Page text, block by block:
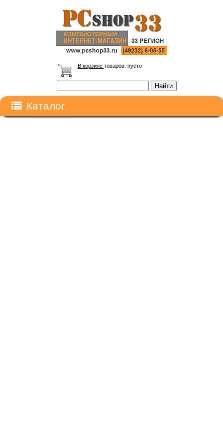
В корзине товаров: пусто
Каталог